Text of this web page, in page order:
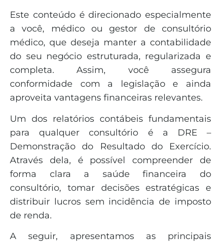
Este conteúdo é direcionado especialmente
a você, médico ou gestor de consultório
médico, que deseja manter a contabilidade
do seu negócio estruturada, regularizada e
completa. Assim, você assegura
conformidade com a legislação e ainda
aproveita vantagens financeiras relevantes.
Um dos relatórios contábeis fundamentais
para qualquer consultório é a DRE –
Demonstração do Resultado do Exercício.
Através dela, é possível compreender de
forma clara a saúde financeira do
consultório, tomar decisões estratégicas e
distribuir lucros sem incidência de imposto
de renda.
A seguir, apresentamos as principais